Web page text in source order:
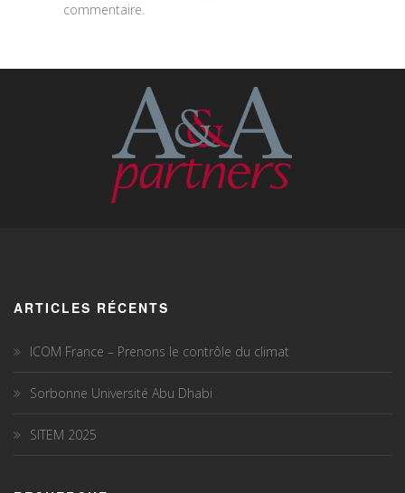
commentaire.
ARTICLES RÉCENTS
ICOM France – Prenons le contrôle du climat
Sorbonne Université Abu Dhabi
SITEM 2025